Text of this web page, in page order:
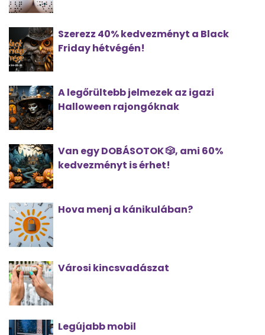
Szerezz 40% kedvezményt a Black
Friday hétvégén!
A legőrültebb jelmezek az igazi
Halloween rajongóknak
Van egy DOBÁSOTOK 🎲, ami 60%
kedvezményt is érhet!
Hova menj a kánikulában?
Városi kincsvadászat
Legújabb mobil